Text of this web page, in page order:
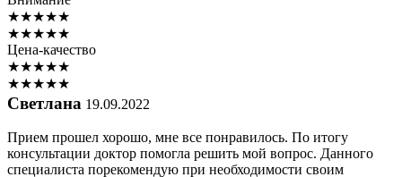
★★★★★
★★★★★
Цена-качество
★★★★★
★★★★★
Светлана 19.09.2022
Прием прошел хорошо, мне все понравилось. По итогу
консультации доктор помогла решить мой вопрос. Данного
специалиста порекомендую при необходимости своим